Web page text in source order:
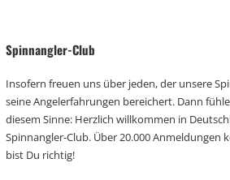
Spinnangler-Club
Insofern freuen uns über jeden, der unsere
seine Angelerfahrungen bereichert. Dann
diesem Sinne: Herzlich willkommen in
Spinnangler-Club. Über 20.000 Anmeldungen
bist Du richtig!